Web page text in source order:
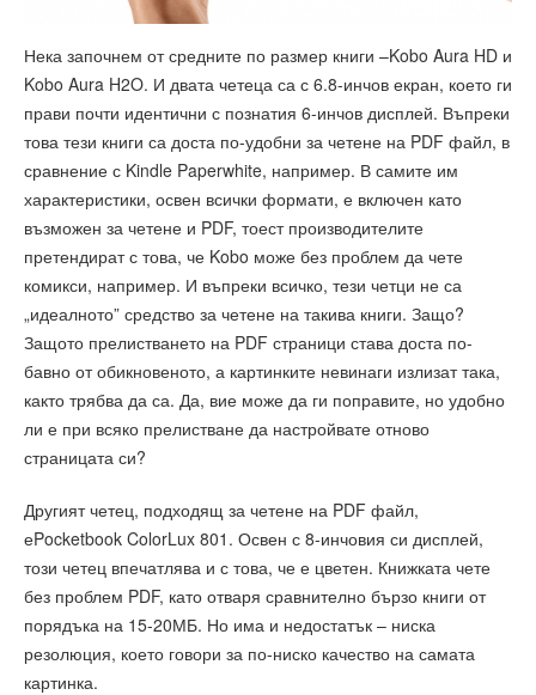
Нека започнем от средните по размер книги –Kobo Aura HD и
Kobo Aura H2O. И двата четеца са с 6.8-инчов екран, което ги
прави почти идентични с познатия 6-инчов дисплей. Въпреки
това тези книги са доста по-удобни за четене на PDF файл, в
сравнение с Kindle Paperwhite, например. В самите им
характеристики, освен всички формати, е включен като
възможен за четене и PDF, тоест производителите
претендират с това, че Kobo може без проблем да чете
комикси, например. И въпреки всичко, тези четци не са
„идеалното” средство за четене на такива книги. Защо?
Защото прелистването на PDF страници става доста по-
бавно от обикновеното, а картинките невинаги излизат така,
както трябва да са. Да, вие може да ги поправите, но удобно
ли е при всяко прелистване да настройвате отново
страницата си?
Другият четец, подходящ за четене на PDF файл,
еPocketbook ColorLux 801. Освен с 8-инчовия си дисплей,
този четец впечатлява и с това, че е цветен. Книжката чете
без проблем PDF, като отваря сравнително бързо книги от
порядъка на 15-20МБ. Но има и недостатък – ниска
резолюция, което говори за по-ниско качество на самата
картинка.